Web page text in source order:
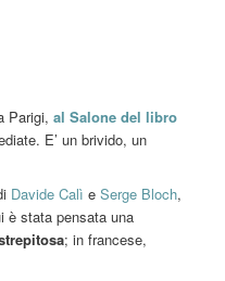
Parigi,al Salone del libro
E’ un brivido, un
Davide Calì eSerge Bloch,
è stata pensata una
; in francese,